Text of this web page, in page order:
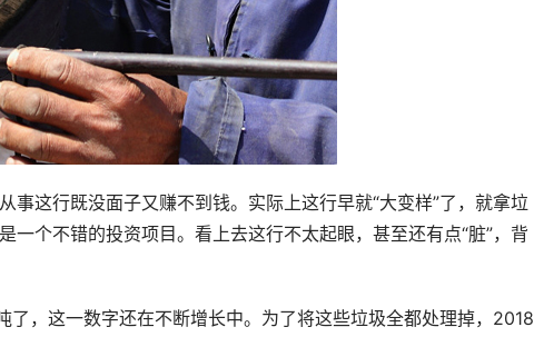
事这行既没面子又赚不到钱。实际上这行早就“大变样”了，就拿垃
一个不错的投资项目。看上去这行不太起眼，甚至还有点“脏”，背
，这一数字还在不断增长中。为了将这些垃圾全都处理掉，2018